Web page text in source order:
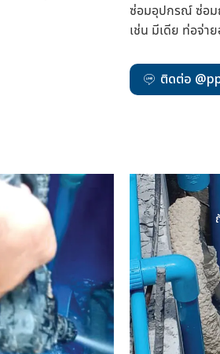
ซ่อมอุปกรณ์ ซ่อม
เช่น มีเดีย ท่อจ่า
ติดต่อ